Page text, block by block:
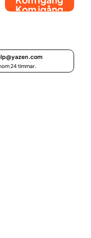
Kom igång
24 timmar.